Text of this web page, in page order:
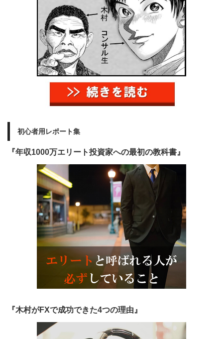
初心者用レポート集
『年収1000万エリート投資家への最初の教科書』
『木村がFXで成功できた4つの理由』